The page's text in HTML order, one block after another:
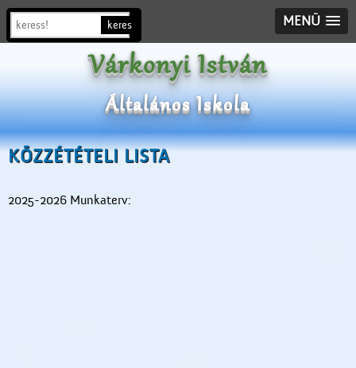
MENÜ
Várkonyi István
Általános Iskola
KÖZZÉTÉTELI LISTA
2025-2026 Munkaterv: